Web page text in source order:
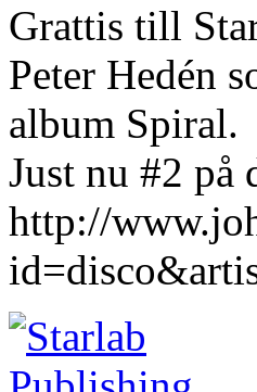
Grattis till
Peter Hedén
album Spiral.
Just nu #2 på
http://